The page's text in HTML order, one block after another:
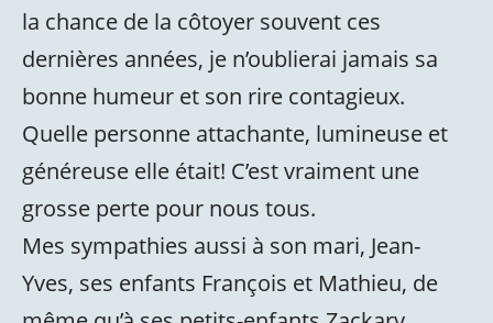
la chance de la côtoyer souvent ces
dernières années, je n’oublierai jamais sa
bonne humeur et son rire contagieux.
Quelle personne attachante, lumineuse et
généreuse elle était! C’est vraiment une
grosse perte pour nous tous.
Mes sympathies aussi à son mari, Jean-
Yves, ses enfants François et Mathieu, de